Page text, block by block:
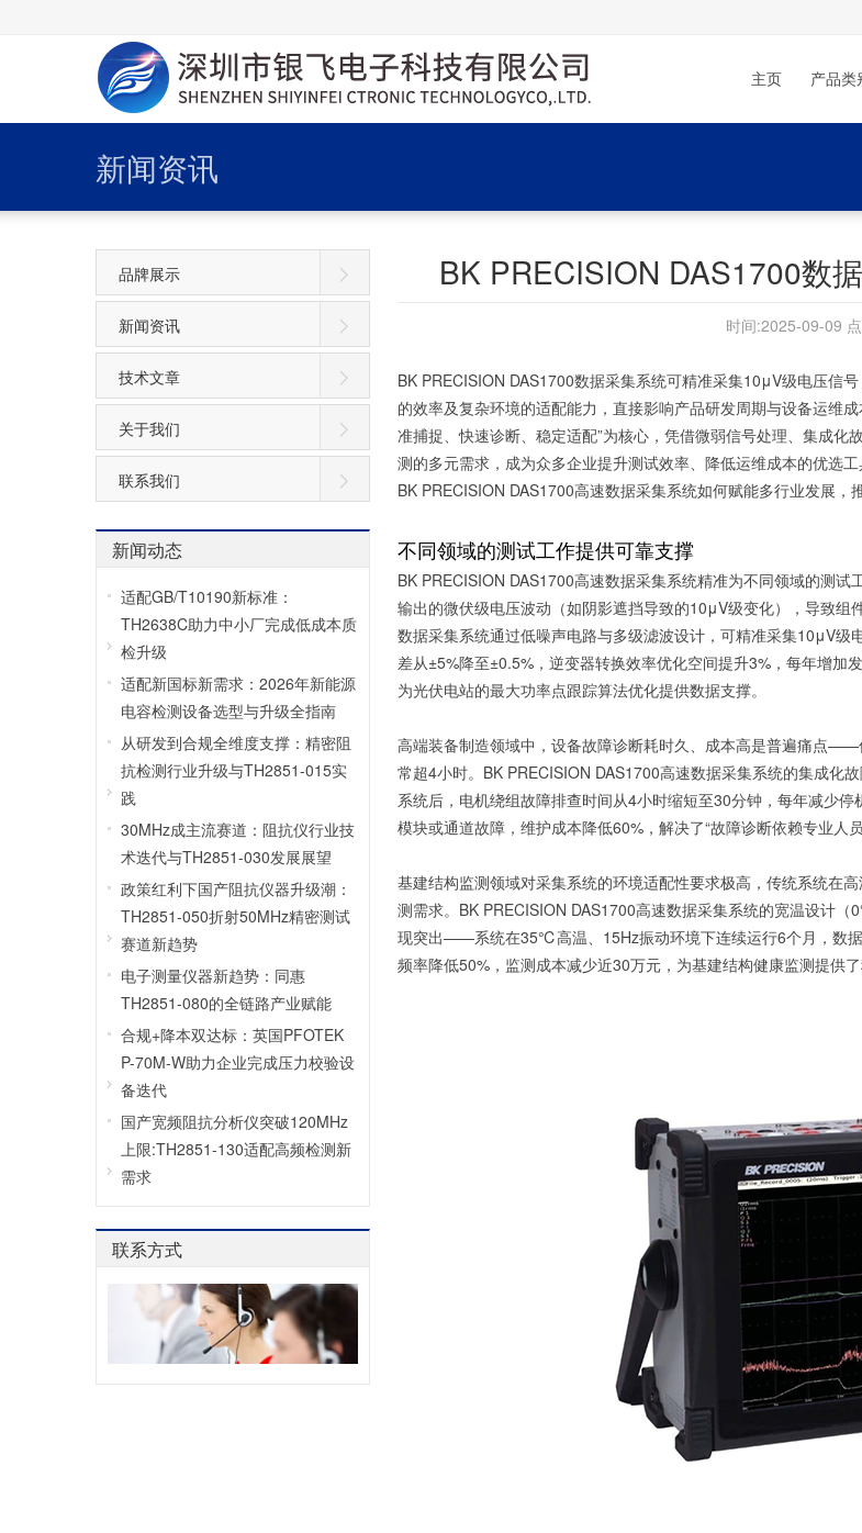
主页 产品类
新闻资讯
BK PRECISION DAS1700数
时间:2025-09-09 点
BK PRECISION DAS1700数据采集系统可精准采集10μV级电压信
的效率及复杂环境的适配能力，直接影响产品研发周期与设备运维成
准捕捉、快速诊断、稳定适配”为核心，凭借微弱信号处理、集成
测的多元需求，成为众多企业提升测试效率、降低运维成本的优选
BK PRECISION DAS1700高速数据采集系统如何赋能多行业发展，
不同领域的测试工作提供可靠支撑
BK PRECISION DAS1700高速数据采集系统精准为不同领域的测
输出的微伏级电压波动（如阴影遮挡导致的10μV级变化），导致
数据采集系统通过低噪声电路与多级滤波设计，可精准采集10μV
差从±5%降至±0.5%，逆变器转换效率优化空间提升3%，每年增加
为光伏电站的最大功率点跟踪算法优化提供数据支撑。
高端装备制造领域中，设备故障诊断耗时久、成本高是普遍痛点
常超4小时。BK PRECISION DAS1700高速数据采集系统的集成化
系统后，电机绕组故障排查时间从4小时缩短至30分钟，每年减少
模块或通道故障，维护成本降低60%，解决了“故障诊断依赖专业人员
基建结构监测领域对采集系统的环境适配性要求极高，传统系统在
测需求。BK PRECISION DAS1700高速数据采集系统的宽温设计
现突出——系统在35℃高温、15Hz振动环境下连续运行6个月，数
频率降低50%，监测成本减少近30万元，为基建结构健康监测提供了
品牌展示
新闻资讯
技术文章
关于我们
联系我们
新闻动态
适配GB/T10190新标准：
TH2638C助力中小厂完成低成本质
检升级
适配新国标新需求：2026年新能源
电容检测设备选型与升级全指南
从研发到合规全维度支撑：精密阻
抗检测行业升级与TH2851-015实
践
30MHz成主流赛道：阻抗仪行业技
术迭代与TH2851-030发展展望
政策红利下国产阻抗仪器升级潮：
TH2851-050折射50MHz精密测试
赛道新趋势
电子测量仪器新趋势：同惠
TH2851-080的全链路产业赋能
合规+降本双达标：英国PFOTEK
P-70M-W助力企业完成压力校验设
备迭代
国产宽频阻抗分析仪突破120MHz
上限:TH2851-130适配高频检测新
需求
联系方式